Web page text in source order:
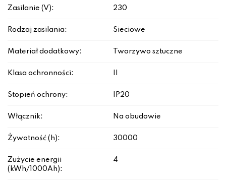
Zasilanie (V): 230
Rodzaj zasilania: Sieciowe
Materiał dodatkowy: Tworzywo sztuczne
Klasa ochronności:
Stopień ochrony: IP20
Włącznik: Na obudowie
Żywotność (h): 30000
Zużycie energii
(kWh/1000Ah):
4